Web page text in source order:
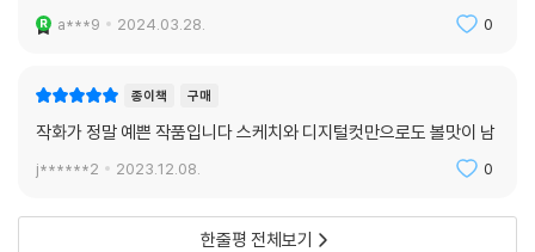
a***9 2024.03.28. 0
종이책 구매
작화가 정말 예쁜 작품입니다 스케치와 디지털컷만으로도 볼맛이 남
j******2 2023.12.08. 0
한줄평 전체보기